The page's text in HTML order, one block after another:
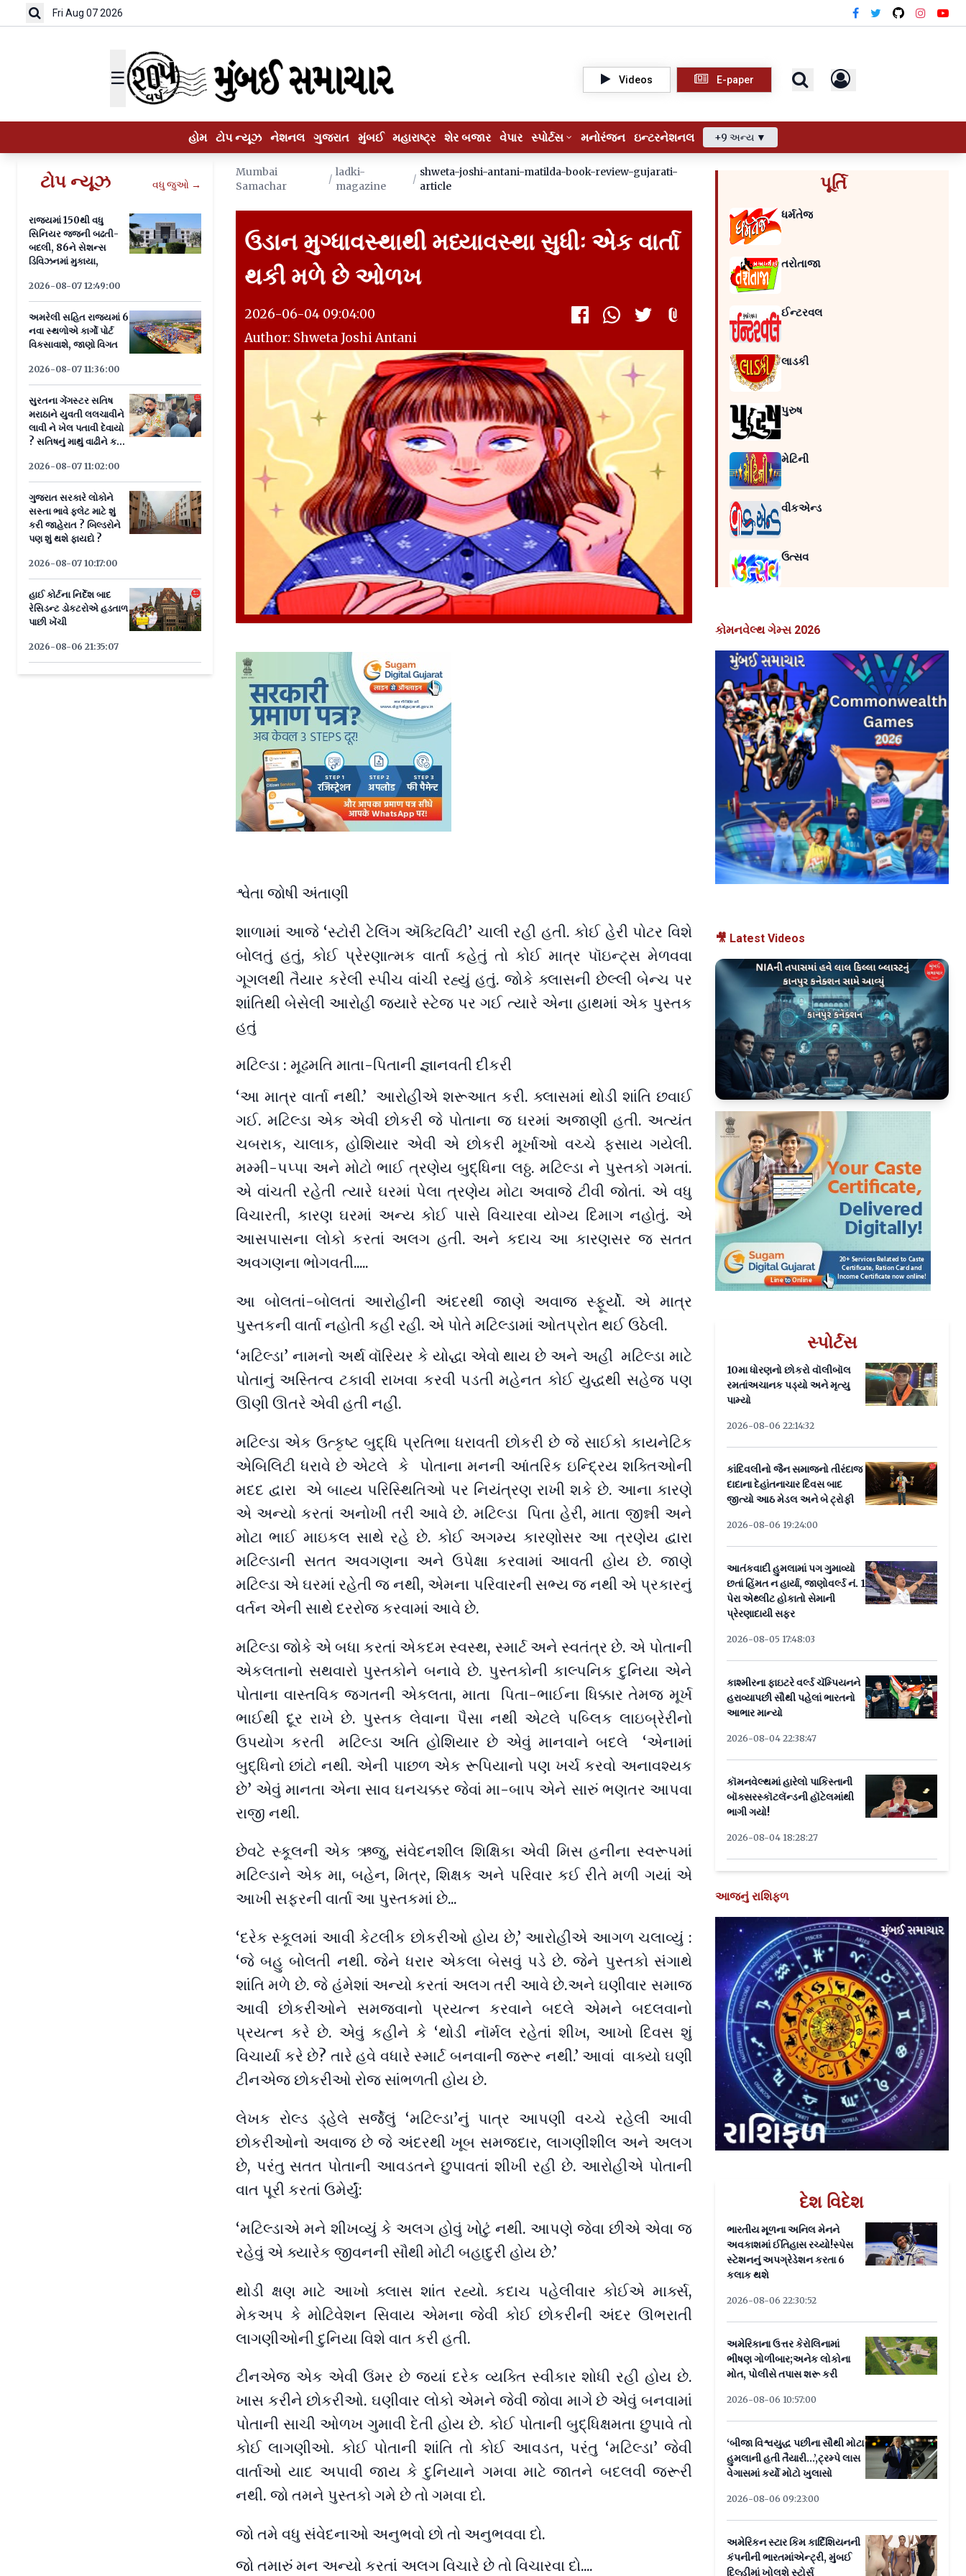
Fri Aug 07 2026
☰ Videos E-paper
હોમ ટોપ ન્યૂઝ નેશનલ ગુજરાત મુંબઈ મહારાષ્ટ્ર શેર બજાર વેપાર સ્પોર્ટસ મનોરંજન ઇન્ટરનેશનલ +9 અન્ય ▼
ટોપ ન્યૂઝ વધુ જુઓ →
રાજ્યમાં 150થી વધુ
સિનિયર જજની બઢતી-
બદલી, 86ને સેશન્સ
ડિવિઝનમાં મુકાયા,
2026-08-07 12:49:00
અમરેલી સહિત રાજ્યમાં 6
નવા સ્થળોએ કાર્ગો પોર્ટ
વિકસાવાશે, જાણો વિગત
2026-08-07 11:36:00
સુરતના ગેંગસ્ટર સતિષ
મરાઠાને યુવતી લલચાવીને
લાવી ને ખેલ પતાવી દેવાયો
? સતિષનું માથું વાઢીને ક્યાં
2026-08-07 11:02:00
ગુજરાત સરકારે લોકોને
સસ્તા ભાવે ફ્લેટ માટે શું
કરી જાહેરાત ? બિલ્ડરોને
પણ શું થશે ફાયદો ?
2026-08-07 10:17:00
હાઈ કોર્ટના નિર્દેશ બાદ
રેસિડન્ટ ડોકટરોએ હડતાળ
પાછી ખેંચી
2026-08-06 21:35:07
Mumbai
Samachar
/
ladki-
magazine
/
shweta-joshi-antani-matilda-book-review-gujarati-
article
ઉડાન મુગ્ધાવસ્થાથી મધ્યાવસ્થા સુધીઃ એક વાર્તા
થકી મળે છે ઓળખ
2026-06-04 09:04:00
Author: Shweta Joshi Antani
શ્વેતા જોષી અંતાણી
શાળામાં આજે ‘સ્ટોરી ટેલિંગ ઍક્ટિવિટી’ ચાલી રહી હતી. કોઈ હેરી પોટર વિશે
બોલતું હતું, કોઈ પ્રેરણાત્મક વાર્તા કહેતું તો કોઈ માત્ર પૉઇન્ટ્સ મેળવવા
ગૂગલથી તૈયાર કરેલી સ્પીચ વાંચી રહ્યું હતું. જોકે ક્લાસની છેલ્લી બેન્ચ પર
શાંતિથી બેસેલી આરોહી જ્યારે સ્ટેજ પર ગઈ ત્યારે એના હાથમાં એક પુસ્તક
હતું
મટિલ્ડા : મૂઢમતિ માતા-પિતાની જ્ઞાનવતી દીકરી
‘આ માત્ર વાર્તા નથી.’ આરોહીએ શરૂઆત કરી. ક્લાસમાં થોડી શાંતિ છવાઈ
ગઈ. મટિલ્ડા એક એવી છોકરી જે પોતાના જ ઘરમાં અજાણી હતી. અત્યંત
ચબરાક, ચાલાક, હોશિયાર એવી એ છોકરી મૂર્ખાઓ વચ્ચે ફસાય ગયેલી.
મમ્મી-પપ્પા અને મોટો ભાઈ ત્રણેય બુદ્ધિના લઠ્ઠ. મટિલ્ડા ને પુસ્તકો ગમતાં.
એ વાંચતી રહેતી ત્યારે ઘરમાં પેલા ત્રણેય મોટા અવાજે ટીવી જોતાં. એ વધુ
વિચારતી, કારણ ઘરમાં અન્ય કોઈ પાસે વિચારવા યોગ્ય દિમાગ નહોતું. એ
આસપાસના લોકો કરતાં અલગ હતી. અને કદાચ આ કારણસર જ સતત
અવગણના ભોગવતી.....
આ બોલતાં-બોલતાં આરોહીની અંદરથી જાણે અવાજ સ્ફૂર્યો. એ માત્ર
પુસ્તકની વાર્તા નહોતી કહી રહી. એ પોતે મટિલ્ડામાં ઓતપ્રોત થઈ ઉઠેલી.
‘મટિલ્ડા’ નામનો અર્થ વૉરિયર કે યોદ્ધા એવો થાય છે અને અહીં મટિલ્ડા માટે
પોતાનું અસ્તિત્વ ટકાવી રાખવા કરવી પડતી મહેનત કોઈ યુદ્ધથી સહેજ પણ
ઊણી ઊતરે એવી હતી નહીં.
મટિલ્ડા એક ઉત્કૃષ્ટ બુદ્ધિ પ્રતિભા ધરાવતી છોકરી છે જે સાઈકો કાયનેટિક
એબિલિટી ધરાવે છે એટલે કે પોતાના મનની આંતરિક ઇન્દ્રિય શક્તિઓની
મદદ દ્વારા એ બાહ્ય પરિસ્થિતિઓ પર નિયંત્રણ રાખી શકે છે. આના કારણે
એ અન્યો કરતાં અનોખી તરી આવે છે. મટિલ્ડા પિતા હેરી, માતા જીન્ની અને
મોટા ભાઈ માઇકલ સાથે રહે છે. કોઈ અગમ્ય કારણોસર આ ત્રણેય દ્વારા
મટિલ્ડાની સતત અવગણના અને ઉપેક્ષા કરવામાં આવતી હોય છે. જાણે
મટિલ્ડા એ ઘરમાં રહેતી જ નથી, એમના પરિવારની સભ્ય જ નથી એ પ્રકારનું
વર્તન એની સાથે દરરોજ કરવામાં આવે છે.
મટિલ્ડા જોકે એ બધા કરતાં એકદમ સ્વસ્થ, સ્માર્ટ અને સ્વતંત્ર છે. એ પોતાની
એકલતાનો સથવારો પુસ્તકોને બનાવે છે. પુસ્તકોની કાલ્પનિક દુનિયા એને
પોતાના વાસ્તવિક જગતની એકલતા, માતા પિતા-ભાઈના ધિક્કાર તેમજ મૂર્ખ
ભાઈથી દૂર રાખે છે. પુસ્તક લેવાના પૈસા નથી એટલે પબ્લિક લાઇબ્રેરીનો
ઉપયોગ કરતી મટિલ્ડા અતિ હોશિયાર છે એવું માનવાને બદલે ‘એનામાં
બુદ્ધિનો છાંટો નથી. એની પાછળ એક રૂપિયાનો પણ ખર્ચ કરવો અનાવશ્યક
છે’ એવું માનતા એના સાવ ઘનચક્કર જેવાં મા-બાપ એને સારું ભણતર આપવા
રાજી નથી.
છેવટે સ્કૂલની એક ઋજુ, સંવેદનશીલ શિક્ષિકા એવી મિસ હનીના સ્વરૂપમાં
મટિલ્ડાને એક મા, બહેન, મિત્ર, શિક્ષક અને પરિવાર કઈ રીતે મળી ગયાં એ
આખી સફરની વાર્તા આ પુસ્તકમાં છે...
‘દરેક સ્કૂલમાં આવી કેટલીક છોકરીઓ હોય છે,’ આરોહીએ આગળ ચલાવ્યું :
‘જે બહુ બોલતી નથી. જેને ધરાર એકલા બેસવું પડે છે. જેને પુસ્તકો સંગાથે
શાંતિ મળે છે. જે હંમેશાં અન્યો કરતાં અલગ તરી આવે છે.અને ઘણીવાર સમાજ
આવી છોકરીઓને સમજવાનો પ્રયત્ન કરવાને બદલે એમને બદલવાનો
પ્રયત્ન કરે છે. એવું કહીને કે ‘થોડી નૉર્મલ રહેતાં શીખ, આખો દિવસ શું
વિચાર્યા કરે છે? તારે હવે વધારે સ્માર્ટ બનવાની જરૂર નથી.’ આવાં વાક્યો ઘણી
ટીનએજ છોકરીઓ રોજ સાંભળતી હોય છે.
લેખક રોલ્ડ ડ્હેલે સર્જેલું ‘મટિલ્ડા’નું પાત્ર આપણી વચ્ચે રહેલી આવી
છોકરીઓનો અવાજ છે જે અંદરથી ખૂબ સમજદાર, લાગણીશીલ અને અલગ
છે, પરંતુ સતત પોતાની આવડતને છુપાવતાં શીખી રહી છે. આરોહીએ પોતાની
વાત પૂરી કરતાં ઉમેર્યું:
‘મટિલ્ડાએ મને શીખવ્યું કે અલગ હોવું ખોટું નથી. આપણે જેવા છીએ એવા જ
રહેવું એ ક્યારેક જીવનની સૌથી મોટી બહાદુરી હોય છે.’
થોડી ક્ષણ માટે આખો ક્લાસ શાંત રહ્યો. કદાચ પહેલીવાર કોઈએ માર્ક્સ,
મેકઅપ કે મોટિવેશન સિવાય એમના જેવી કોઈ છોકરીની અંદર ઊભરાતી
લાગણીઓની દુનિયા વિશે વાત કરી હતી.
ટીનએજ એક એવી ઉંમર છે જ્યાં દરેક વ્યક્તિ સ્વીકાર શોધી રહી હોય છે.
ખાસ કરીને છોકરીઓ. ઘણીવાર લોકો એમને જેવી જોવા માગે છે એવું બનવામાં
પોતાની સાચી ઓળખ ગુમાવી દેતી હોય છે. કોઈ પોતાની બુદ્ધિક્ષમતા છુપાવે તો
કોઈ લાગણીઓ. કોઈ પોતાની શાંતિ તો કોઈ આવડત, પરંતુ ‘મટિલ્ડા’ જેવી
વાર્તાઓ યાદ અપાવી જાય કે દુનિયાને ગમવા માટે જાતને બદલવી જરૂરી
નથી. જો તમને પુસ્તકો ગમે છે તો ગમવા દો.
જો તમે વધુ સંવેદનાઓ અનુભવો છો તો અનુભવવા દો.
જો તમારું મન અન્યો કરતાં અલગ વિચારે છે તો વિચારવા દો....
પૂર્તિ
ધર્મતેજ
તરોતાજા
ઈન્ટરવલ
લાડકી
પુરુષ
મેટિની
વીકએન્ડ
ઉત્સવ
કોમનવેલ્થ ગેમ્સ 2026
🎥 Latest Videos
▶
સ્પોર્ટસ
10મા ધોરણનો છોકરો વૉલીબૉલ
રમતાંઅચાનક પડ્યો અને મૃત્યુ
પામ્યો
2026-08-06 22:14:32
કાંદિવલીનો જૈન સમાજનો તીરંદાજ
દાદાના દેહાંતનાચાર દિવસ બાદ
જીત્યો આઠ મેડલ અને બે ટ્રોફી
2026-08-06 19:24:00
આતંકવાદી હુમલામાં પગ ગુમાવ્યો
છતાં હિંમત ન હાર્યા, જાણોવર્લ્ડ નં. 1
પેરા એથ્લીટ હોકાતો સેમાની
પ્રેરણાદાયી સફર
2026-08-05 17:48:03
કાશ્મીરના ફાઇટરે વર્લ્ડ ચૅમ્પિયનને
હરાવ્યાપછી સૌથી પહેલાં ભારતનો
આભાર માન્યો
2026-08-04 22:38:47
કૉમનવેલ્થમાં હારેલો પાકિસ્તાની
બૉક્સરસ્કૉટલૅન્ડની હૉટેલમાંથી
ભાગી ગયો!
2026-08-04 18:28:27
આજનું રાશિફળ
દેશ વિદેશ
ભારતીય મૂળના અનિલ મેનને
અવકાશમાં ઈતિહાસ રચ્યો!સ્પેસ
સ્ટેશનનું અપગ્રેડેશન કરતા 6
કલાક થશે
2026-08-06 22:30:52
અમેરિકાના ઉત્તર કેરોલિનામાં
ભીષણ ગોળીબાર;અનેક લોકોના
મોત, પોલીસે તપાસ શરૂ કરી
2026-08-06 10:57:00
‘બીજા વિશ્વયુદ્ધ પછીના સૌથી મોટા
હુમલાની હતી તૈયારી...’,ટ્રમ્પે લાસ
વેગાસમાં કર્યો મોટો ખુલાસો
2026-08-06 09:23:00
અમેરિકન સ્ટાર કિમ કાર્દિશિયનની
કંપનીની ભારતમાંએન્ટ્રી, મુંબઈ
દિલ્હીમાં ખોલશે સ્ટોર્સ